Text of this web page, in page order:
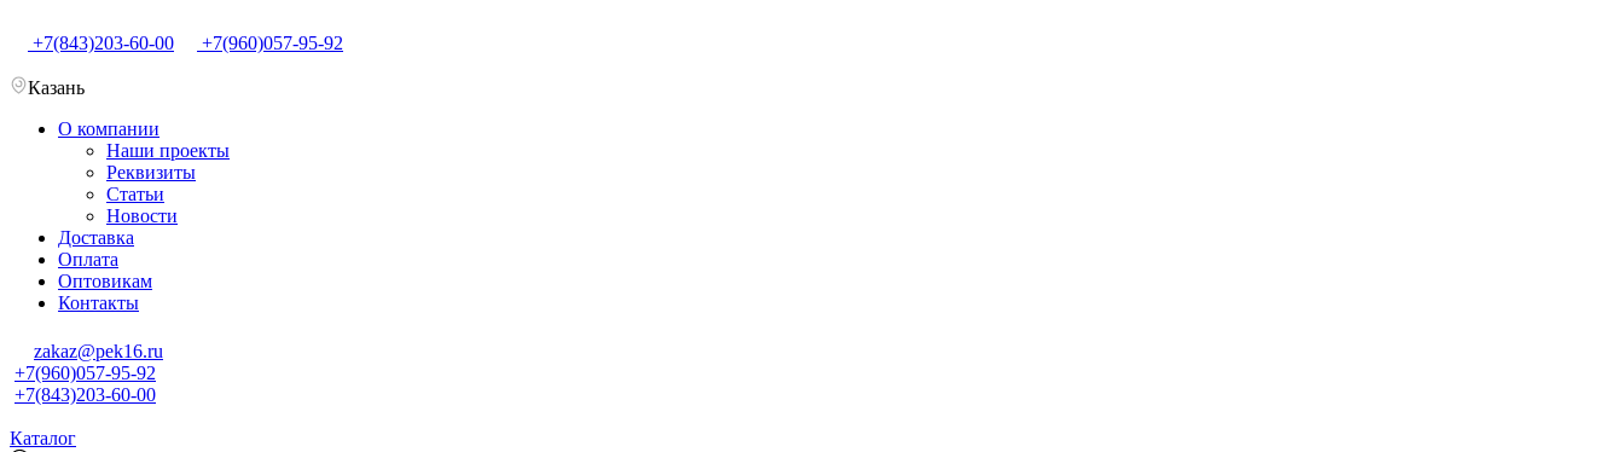
+7(843)203-60-00 +7(960)057-95-92
Казань
О компании
Наши проекты
Реквизиты
Статьи
Новости
Доставка
Оплата
Оптовикам
Контакты
zakaz@pek16.ru
+7(960)057-95-92
+7(843)203-60-00
Каталог